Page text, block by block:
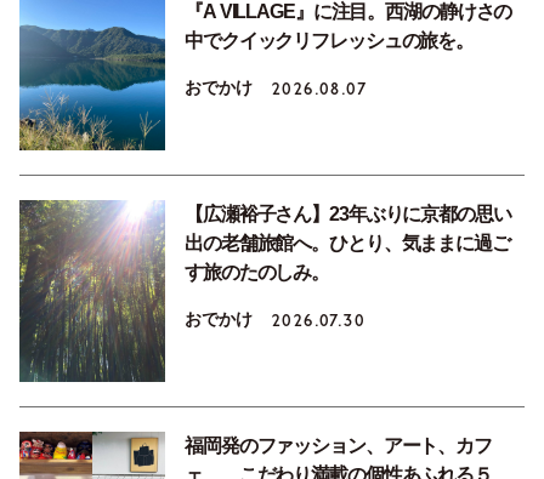
『A VILLAGE』に注目。西湖の静けさの
中でクイックリフレッシュの旅を。
おでかけ 2026.08.07
【広瀬裕子さん】23年ぶりに京都の思い
出の老舗旅館へ。ひとり、気ままに過ご
す旅のたのしみ。
おでかけ 2026.07.30
福岡発のファッション、アート、カフ